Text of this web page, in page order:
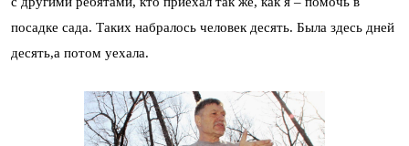
посадке сада. Таких набралось человек десять. Была здесь дней
десять,а потом уехала.